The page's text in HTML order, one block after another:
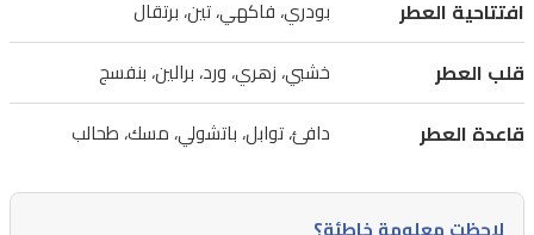
الفريدة
غامرة
طويلاً
افتتاحية العطر بودري، فاكهي، تين، برتقال
قلب العطر خشبي، زهري، ورد، برالين، بنفسج
قاعدة العطر دافئ، توابل، باتشولي، مسك، طحالب
لاحظت معلومة خاطئة؟